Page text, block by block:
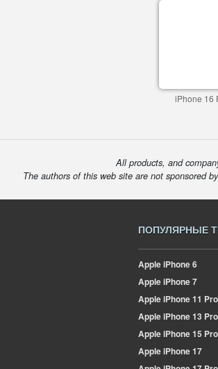
iPhone 16
All products, and
The authors of this web site are not sponsored
ПОПУЛЯРНЫЕ
AppleiPhone 6
AppleiPhone 7
AppleiPhone 11
AppleiPhone 13 Pro
AppleiPhone 15
AppleiPhone 17